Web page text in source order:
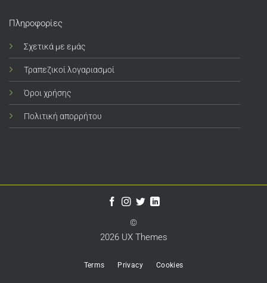
Πληροφορίες
Σχετικά με εμάς
Τραπεζικοί λογαριασμοί
Όροι χρήσης
Πολιτική απορρήτου
©
2026 UX Themes
Terms Privacy Cookies